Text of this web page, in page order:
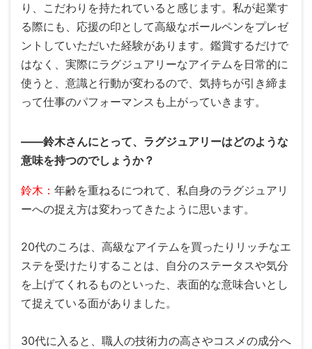
り、こだわりを持たれていると感じます。私が起業す
る際にも、応援の印として高級なボールペンをプレゼ
ントしていただいた経験があります。鑑賞するだけで
はなく、実際にラグジュアリーなアイテムを日常的に
使うと、意識と行動が変わるので、気持ちが引き締ま
って仕事のパフォーマンスも上がっていきます。
――鈴木さんにとって、ラグジュアリーはどのような
意味を持つのでしょうか？
鈴木： 年齢を重ねるにつれて、私自身のラグジュアリ
ーへの捉え方は変わってきたように思います。
20代のころは、高級なアイテムを買ったりリッチなエ
ステを受けたりすることは、自分のステータスや気分
を上げてくれるものといった、表面的な意味合いとし
て捉えている面がありました。
30代に入ると、職人の技術力の高さやコスメの成分へ